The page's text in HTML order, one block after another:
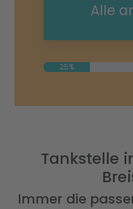
Alle
25%
Tankstelle
Immer die